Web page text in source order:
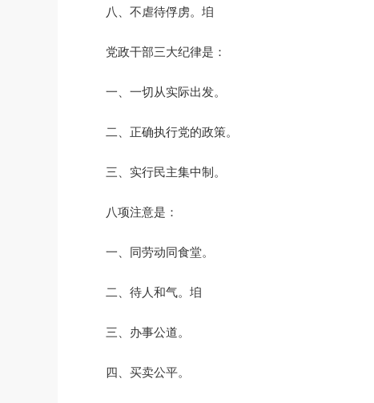
八、不虐待俘虏。垍
党政干部三大纪律是：
一、一切从实际出发。
二、正确执行党的政策。
三、实行民主集中制。
八项注意是：
一、同劳动同食堂。
二、待人和气。垍
三、办事公道。
四、买卖公平。